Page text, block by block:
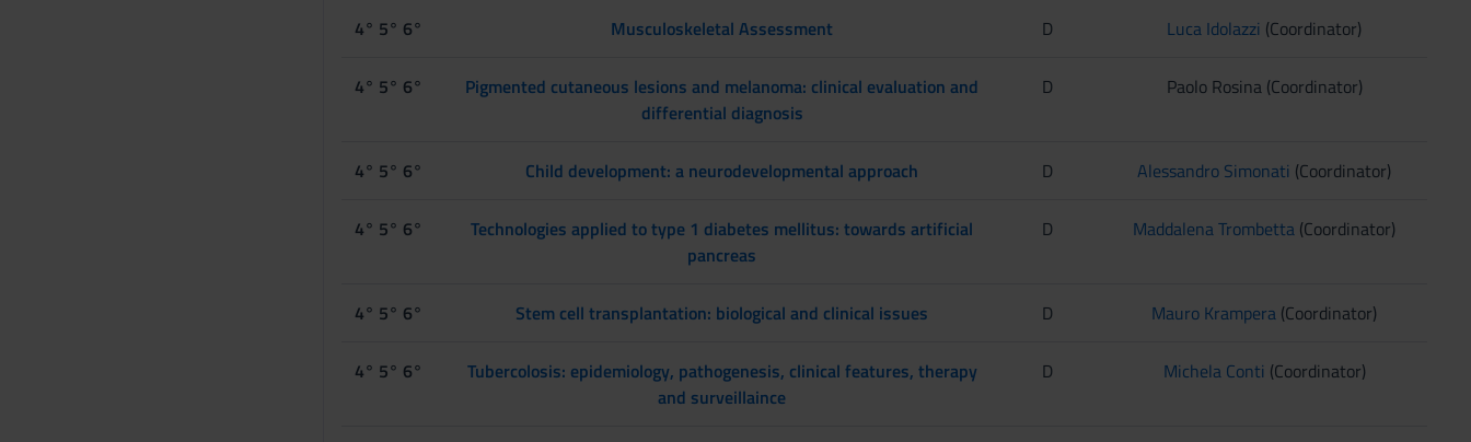
4° 5° 6° Musculoskeletal Assessment D Luca Idolazzi (Coordinator)
4° 5° 6°
Pigmented cutaneous lesions and melanoma: clinical evaluation and
differential diagnosis
D Paolo Rosina (Coordinator)
4° 5° 6° Child development: a neurodevelopmental approach D Alessandro Simonati (Coordinator)
4° 5° 6°
Technologies applied to type 1 diabetes mellitus: towards artificial
pancreas
D Maddalena Trombetta (Coordinator)
4° 5° 6° Stem cell transplantation: biological and clinical issues D Mauro Krampera (Coordinator)
4° 5° 6°
Tubercolosis: epidemiology, pathogenesis, clinical features, therapy
and surveillaince
D Michela Conti (Coordinator)